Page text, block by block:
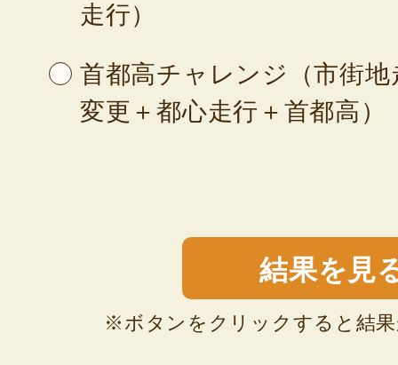
走行）
首都高チャレンジ（市街
変更＋都心走行＋首都高）
結果を見
ボタンをクリックすると結